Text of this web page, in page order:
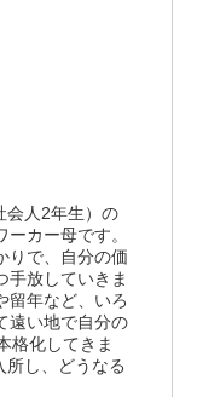
会人2年生）の
カー母です。
りで、自分の価
手放していきま
留年など、いろ
遠い地で自分の
格化してきま
所し、どうなる